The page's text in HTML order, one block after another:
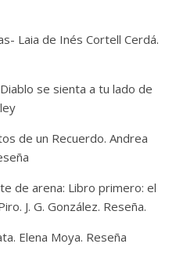
Laia de Inés Cortell Cerdá.
se sienta a tu lado de
de un Recuerdo. Andrea
de arena: Libro primero: el
J. G. González. Reseña.
Elena Moya. Reseña